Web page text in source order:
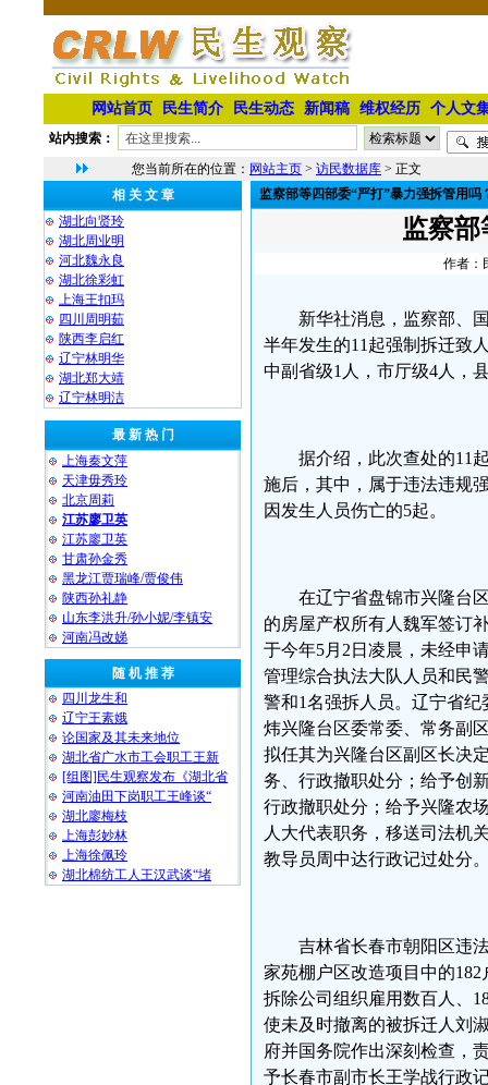
网站首页 民生简介 民生动态 新闻稿 维权经历 个人文
站内搜索：
您当前所在的位置： 网站主页 > 访民数据库 > 正文
相 关 文 章
湖北向贤玲
湖北周业明
河北魏永良
湖北徐彩虹
上海王扣玛
四川周明茹
陕西李启红
辽宁林明华
湖北郑大靖
⁨辽宁林明洁
最 新 热 门
上海秦文萍
天津毋秀玲
北京周莉
江苏廖卫英
江苏廖卫英
甘肃孙金秀
黑龙江贾瑞峰/贾俊伟
陕西孙礼静
山东李洪升/孙小妮/李镇安
河南冯改娣
随 机 推 荐
四川龙生和
辽宁王素娥
论国家及其未来地位
湖北省广水市工会职工王新
[组图]民生观察发布《湖北省
河南油田下岗职工王峰谈“
湖北廖梅枝
上海彭妙林⁩
上海徐佩玲
湖北棉纺工人王汉武谈“堵
监察部等四部委“严打”暴力强拆管用吗
监察
作者：
新华社消息，监察部、
半年发生的11起强制拆迁致
中副省级1人，市厅级4人，
据介绍，此次查处的11
施后，其中，属于违法违规
因发生人员伤亡的5起。
在辽宁省盘锦市兴隆台
的房屋产权所有人魏军签订
于今年5月2日凌晨，未经申
管理综合执法大队人员和民
警和1名强拆人员。辽宁省
炜兴隆台区委常委、常务副
拟任其为兴隆台区副区长决
务、行政撤职处分；给予创
行政撤职处分；给予兴隆农
人大代表职务，移送司法机
教导员周中达行政记过处分
吉林省长春市朝阳区违
家苑棚户区改造项目中的
拆除公司组织雇用数百人、
使未及时撤离的被拆迁人刘
府并国务院作出深刻检查，
予长春市副市长王学战行政